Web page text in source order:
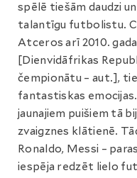
spēlē tiešām daudzi
talantīgu futbolistu.
Atceros arī 2010.
[Dienvidāfrikas
čempionātu – aut.],
fantastiskas
jaunajiem puišiem tā
zvaigznes klātienē.
Ronaldo, Messi –
iespēja redzēt lielo